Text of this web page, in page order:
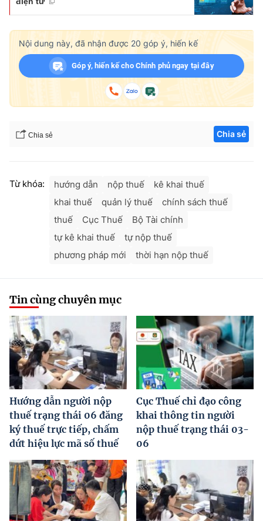
Nội dung này, đã nhận được 20 góp ý, hiến kế
Góp ý, hiến kế cho Chính phủ ngay tại đây
Chia sẻ Chia sẻ
Từ khóa: hướng dẫn nộp thuế
kê khai thuế
khai thuế
quản lý thuế
chính sách thuế
thuế
Cục Thuế
Bộ Tài chính
tự kê khai thuế
tự nộp thuế
phương pháp mới
thời hạn nộp thuế
Tin cùng chuyên mục
Hướng dẫn người nộp
thuế trạng thái 06 đăng
ký thuế trực tiếp, chấm
dứt hiệu lực mã số thuế
Cục Thuế chỉ đạo công
khai thông tin người
nộp thuế trạng thái 03-
06